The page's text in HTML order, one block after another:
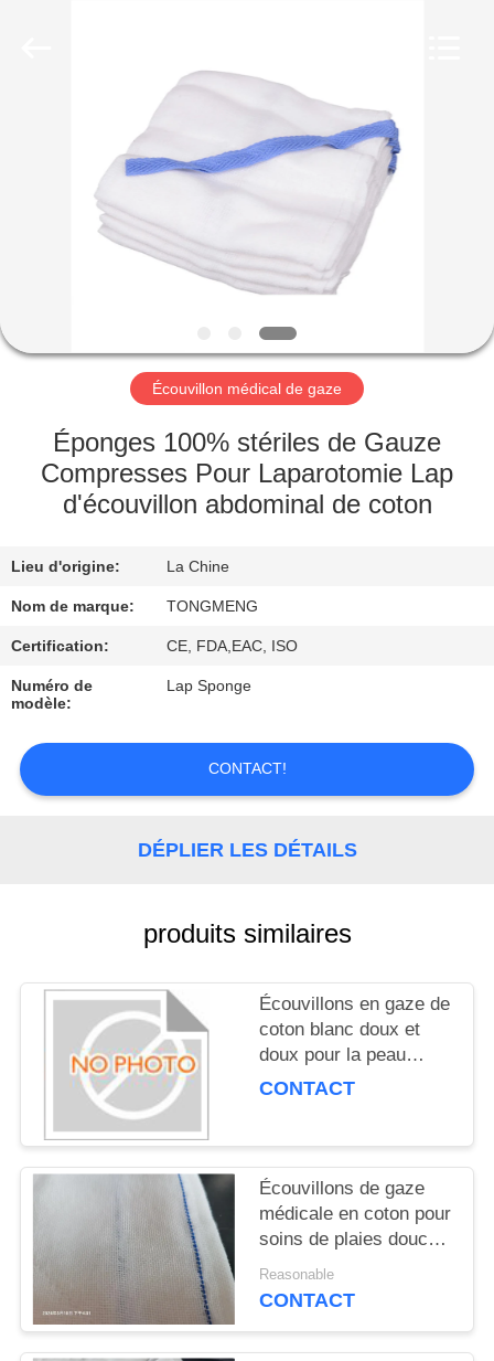
PRODUITS
DE
NOUS
VISITE
D'USINE
DE
QUALITÉ
CONTACTEZ-
NOUS
DEMANDEZ
CITATION
Écouvillon médical de gaze
Éponges 100% stériles de Gauze
Compresses Pour Laparotomie Lap
d'écouvillon abdominal de coton
Lieu d'origine: La Chine
Nom de marque: TONGMENG
Certification: CE, FDA,EAC, ISO
Numéro de
modèle:
Lap Sponge
CONTACT!
DÉPLIER LES DÉTAILS
produits similaires
Écouvillons en gaze de
coton blanc doux et
doux pour la peau
sensible
CONTACT
Écouvillons de gaze
médicale en coton pour
soins de plaies douces
certifiés ISO
Reasonable
CONTACT